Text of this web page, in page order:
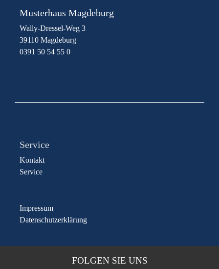
Musterhaus Magdeburg
Wally-Dressel-Weg 3
39110 Magdeburg
0391 50 54 55 0
Service
Kontakt
Service
Impressum
Datenschutzerklärung
FOLGEN SIE UNS